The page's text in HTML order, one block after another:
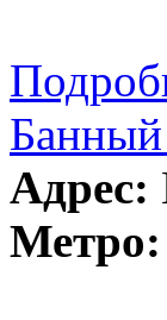
Банный
Адрес:
Метро: